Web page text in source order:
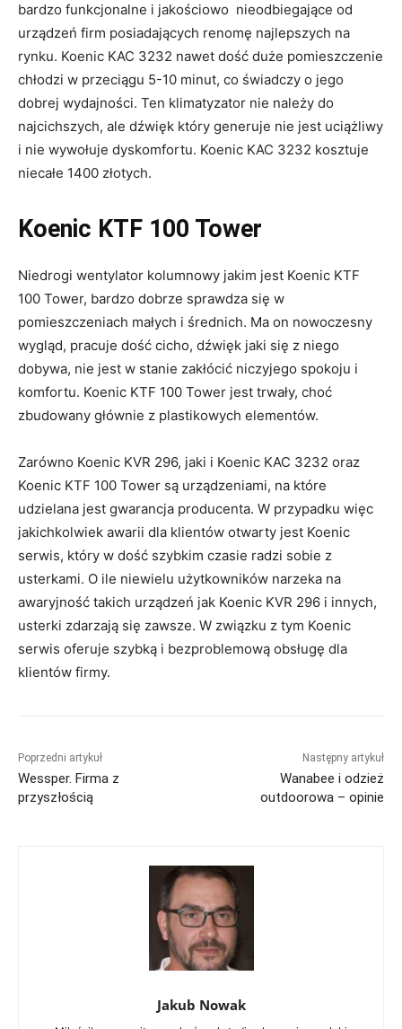
bardzo funkcjonalne i jakościowo nieodbiegające od
urządzeń firm posiadających renomę najlepszych na
rynku. Koenic KAC 3232 nawet dość duże pomieszczenie
chłodzi w przeciągu 5-10 minut, co świadczy o jego
dobrej wydajności. Ten klimatyzator nie należy do
najcichszych, ale dźwięk który generuje nie jest uciążliwy
i nie wywołuje dyskomfortu. Koenic KAC 3232 kosztuje
niecałe 1400 złotych.
Koenic KTF 100 Tower
Niedrogi wentylator kolumnowy jakim jest Koenic KTF
100 Tower, bardzo dobrze sprawdza się w
pomieszczeniach małych i średnich. Ma on nowoczesny
wygląd, pracuje dość cicho, dźwięk jaki się z niego
dobywa, nie jest w stanie zakłócić niczyjego spokoju i
komfortu. Koenic KTF 100 Tower jest trwały, choć
zbudowany głównie z plastikowych elementów.
Zarówno Koenic KVR 296, jaki i Koenic KAC 3232 oraz
Koenic KTF 100 Tower są urządzeniami, na które
udzielana jest gwarancja producenta. W przypadku więc
jakichkolwiek awarii dla klientów otwarty jest Koenic
serwis, który w dość szybkim czasie radzi sobie z
usterkami. O ile niewielu użytkowników narzeka na
awaryjność takich urządzeń jak Koenic KVR 296 i innych,
usterki zdarzają się zawsze. W związku z tym Koenic
serwis oferuje szybką i bezproblemową obsługę dla
klientów firmy.
Poprzedni artykuł
Wessper. Firma z
przyszłością
Następny artykuł
Wanabee i odzież
outdoorowa – opinie
Jakub Nowak